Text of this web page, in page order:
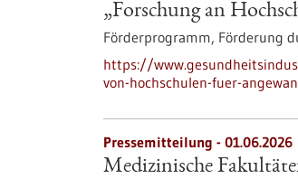
„Forschung an
Förderprogramm, Förderung
https://
von-hochschulen-fuer-
Pressemitteilung - 01.06.2026
Medizinische